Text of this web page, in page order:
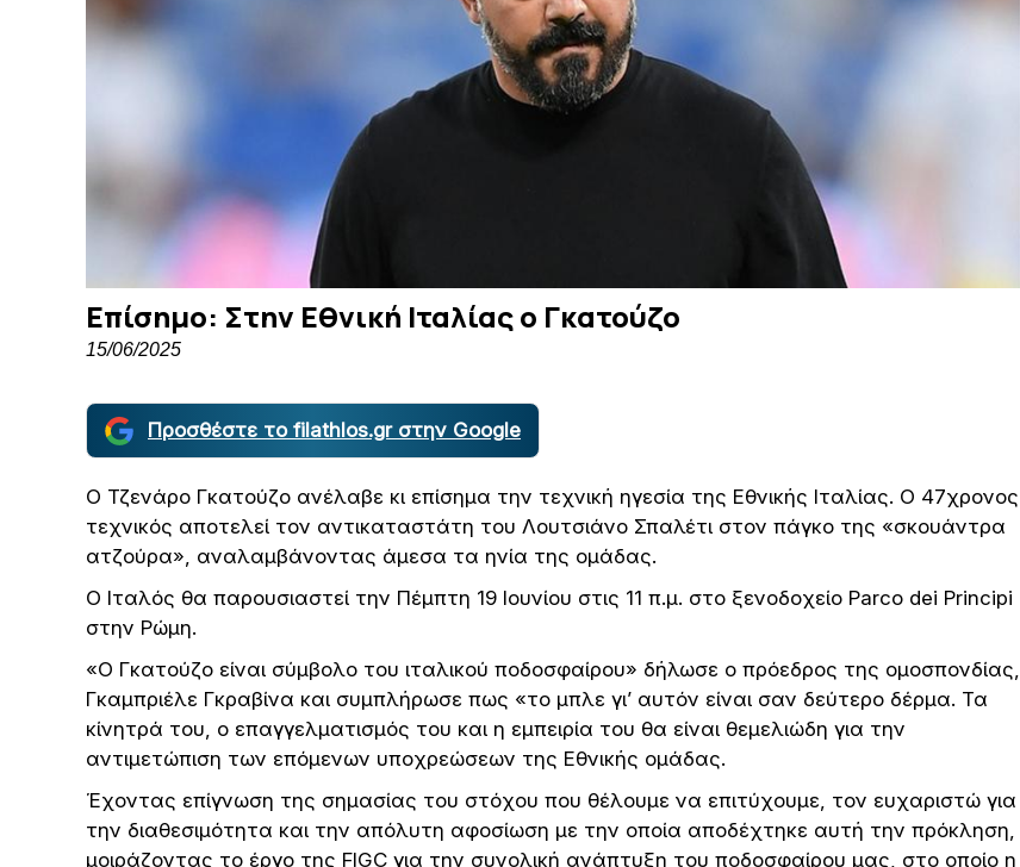
Επίσημο: Στην Εθνική Ιταλίας ο Γκατούζο
15/06/2025
Προσθέστε το filathlos.gr στην Google
Ο Τζενάρο Γκατούζο ανέλαβε κι επίσημα την τεχνική ηγεσία της Εθνικής Ιταλίας. Ο 47χρονος
τεχνικός αποτελεί τον αντικαταστάτη του Λουτσιάνο Σπαλέτι στον πάγκο της «σκουάντρα
ατζούρα», αναλαμβάνοντας άμεσα τα ηνία της ομάδας.
Ο Ιταλός θα παρουσιαστεί την Πέμπτη 19 Ιουνίου στις 11 π.μ. στο ξενοδοχείο Parco dei Principi
στην Ρώμη.
«Ο Γκατούζο είναι σύμβολο του ιταλικού ποδοσφαίρου» δήλωσε ο πρόεδρος της ομοσπονδίας,
Γκαμπριέλε Γκραβίνα και συμπλήρωσε πως «το μπλε γι’ αυτόν είναι σαν δεύτερο δέρμα. Τα
κίνητρά του, ο επαγγελματισμός του και η εμπειρία του θα είναι θεμελιώδη για την
αντιμετώπιση των επόμενων υποχρεώσεων της Εθνικής ομάδας.
Έχοντας επίγνωση της σημασίας του στόχου που θέλουμε να επιτύχουμε, τον ευχαριστώ για
την διαθεσιμότητα και την απόλυτη αφοσίωση με την οποία αποδέχτηκε αυτή την πρόκληση,
μοιράζοντας το έργο της FIGC για την συνολική ανάπτυξη του ποδοσφαίρου μας, στο οποίο η